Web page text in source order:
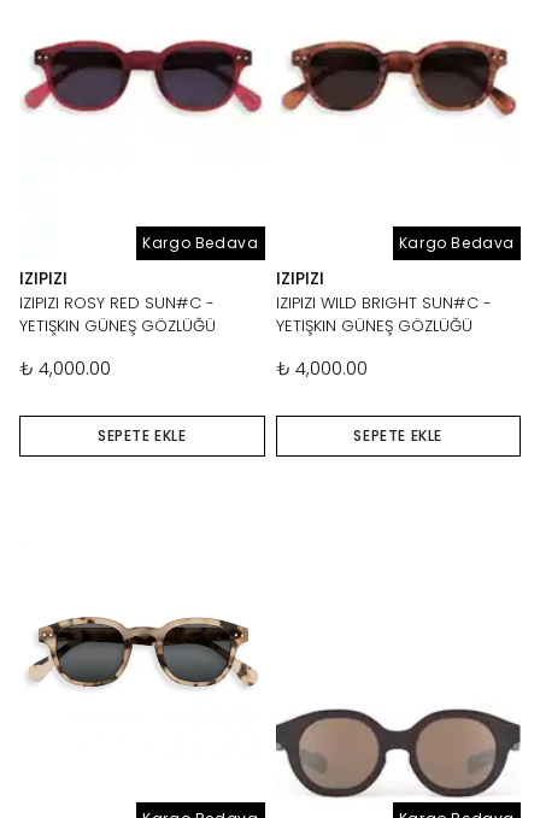
Kargo Bedava
IZIPIZI
IZIPIZI ROSY RED SUN#C -
YETIŞKIN GÜNEŞ GÖZLÜĞÜ
₺ 4,000.00
SEPETE EKLE
Kargo Bedava
IZIPIZI
IZIPIZI WILD BRIGHT SUN#C -
YETIŞKIN GÜNEŞ GÖZLÜĞÜ
₺ 4,000.00
SEPETE EKLE